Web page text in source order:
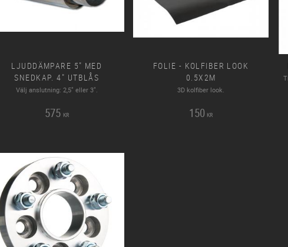
LJUDDÄMPARE 5" MED
SNEDKAP. 4" UTBLÅS
Välj anslutning: 2,5" eller 3".
575 KR
FOLIE - KOLFIBER LOOK
0.5X2M
3D kolfiber look.
150 KR